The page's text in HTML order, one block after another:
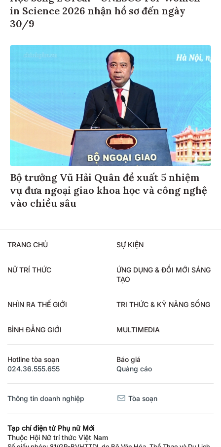
in Science 2026 nhận hồ sơ đến ngày
30/9
Bộ trưởng Vũ Hải Quân đề xuất 5 nhiệm
vụ đưa ngoại giao khoa học và công nghệ
vào chiều sâu
TRANG CHỦ SỰ KIỆN
NỮ TRÍ THỨC
ỨNG DỤNG & ĐỔI MỚI SÁNG
TẠO
NHÌN RA THẾ GIỚI TRI THỨC & KỸ NĂNG SỐNG
BÌNH ĐẲNG GIỚI MULTIMEDIA
Hotline tòa soạn
024.36.555.655
Báo giá
Quảng cáo
Thông tin doanh nghiệp Tòa soạn
Tạp chí điện tử Phụ nữ Mới
Thuộc Hội Nữ trí thức Việt Nam
Số giấy phép: 81/GP-BVHTTDL do Bộ Văn Hóa, Thể Thao và Du Lịch